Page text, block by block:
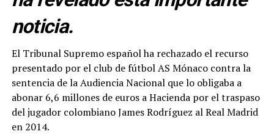
noticia.
El Tribunal Supremo español ha rechazado el recurso
presentado por el club de fútbol AS Mónaco contra la
sentencia de la Audiencia Nacional que lo obligaba a
abonar 6,6 millones de euros a Hacienda por el traspaso
del jugador colombiano James Rodríguez al Real Madrid
en 2014.